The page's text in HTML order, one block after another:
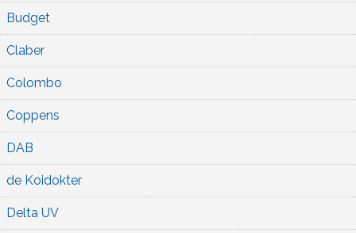
Budget
Claber
Colombo
Coppens
DAB
de Koidokter
Delta UV